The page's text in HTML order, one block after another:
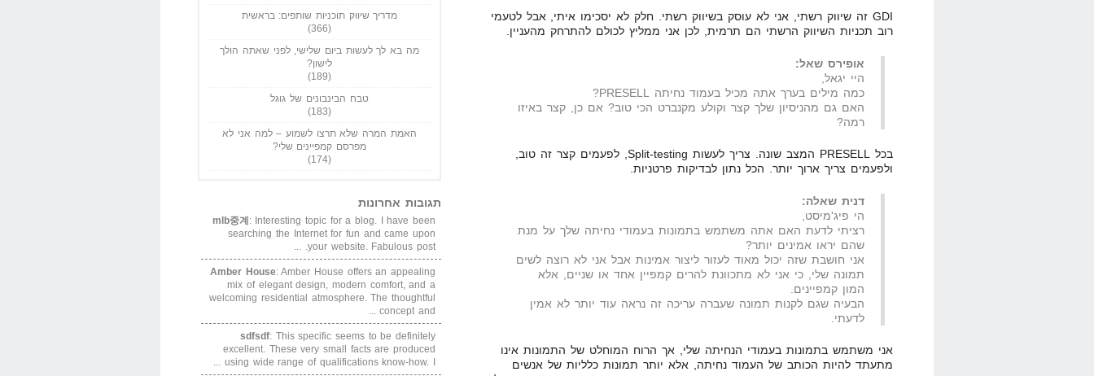
GDI זה שיווק רשתי, אני לא עוסק בשיווק רשתי. חלק לא יסכימו איתי, אבל לטעמי
רוב תכניות השיווק הרשתי הם תרמית, לכן אני ממליץ לכולם להתרחק מהעניין.
אופירס שאל:
היי יגאל,
כמה מילים בערך אתה מכיל בעמוד נחיתה PRESELL?
האם גם מהניסיון שלך קצר וקולע מקנברט הכי טוב? אם כן, קצר באיזו
רמה?
בכל PRESELL המצב שונה. צריך לעשות Split-testing, לפעמים קצר זה טוב,
ולפעמים צריך ארוך יותר. הכל נתון לבדיקות פרטניות.
דנית שאלה:
הי פיג'מיסט,
רציתי לדעת האם אתה משתמש בתמונות בעמודי נחיתה שלך על מנת
שהם יראו אמינים יותר?
אני חושבת שזה יכול מאוד לעזור ליצור אמינות אבל אני לא רוצה לשים
תמונה שלי, כי אני לא מתכוונת להרים קמפיין אחד או שניים, אלא
המון קמפיינים.
הבעיה שגם לקנות תמונה שעברה עריכה זה נראה עוד יותר לא אמין
לדעתי.
אני משתמש בתמונות בעמודי הנחיתה שלי, אך הרוח המוחלט של התמונות אינו
מתעתד להיות הכותב של העמוד נחיתה, אלא יותר תמונות כלליות של אנשים
מדריך שיווק תוכניות שותפים: בראשית
(366)
מה בא לך לעשות ביום שלישי, לפני שאתה הולך
לישון?
(189)
טבח הבינבונים של גוגל
(183)
האמת המרה שלא תרצו לשמוע – למה אני לא
מפרסם קמפיינים שלי?
(174)
תגובות אחרונות
mlb중계 : Interesting topic for a blog. I have been
searching the Internet for fun and came upon
your website. Fabulous post. ...
Amber House: Amber House offers an appealing
mix of elegant design, modern comfort, and a
welcoming residential atmosphere. The thoughtful
concept and ...
sdfsdf: This specific seems to be definitely
excellent. These very small facts are produced
using wide range of qualifications know-how. I ...